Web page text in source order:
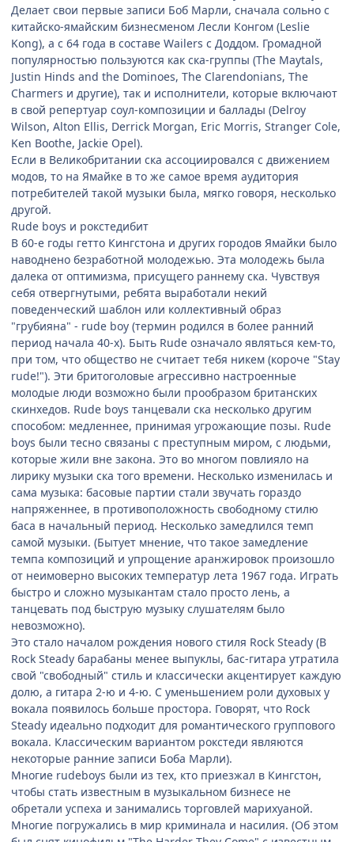
Делает свои первые записи Боб Марли, сначала сольно с
китайско-ямайским бизнесменом Лесли Конгом (Leslie
Kong), а с 64 года в составе Wailers с Доддом. Громадной
популярностью пользуются как ска-группы (The Maytals,
Justin Hinds and the Dominoes, The Clarendonians, The
Charmers и другие), так и исполнители, которые включают
в свой репертуар соул-композиции и баллады (Delroy
Wilson, Alton Ellis, Derrick Morgan, Eric Morris, Stranger Cole,
Ken Boothe, Jackie Opel).
Если в Великобритании ска ассоциировался с движением
модов, то на Ямайке в то же самое время аудитория
потребителей такой музыки была, мягко говоря, несколько
другой.
Rude boys и рокстедибит
В 60-е годы гетто Кингстона и других городов Ямайки было
наводнено безработной молодежью. Эта молодежь была
далека от оптимизма, присущего раннему ска. Чувствуя
себя отвергнутыми, ребята выработали некий
поведенческий шаблон или коллективный образ
"грубияна" - rude boy (термин родился в более ранний
период начала 40-х). Быть Rude означало являться кем-то,
при том, что общество не считает тебя никем (короче "Stay
rude!"). Эти бритоголовые агрессивно настроенные
молодые люди возможно были прообразом британских
скинхедов. Rude boys танцевали ска несколько другим
способом: медленнее, принимая угрожающие позы. Rude
boys были тесно связаны с преступным миром, с людьми,
которые жили вне закона. Это во многом повлияло на
лирику музыки ска того времени. Несколько изменилась и
сама музыка: басовые партии стали звучать гораздо
напряженнее, в противоположность свободному стилю
баса в начальный период. Несколько замедлился темп
самой музыки. (Бытует мнение, что такое замедление
темпа композиций и упрощение аранжировок произошло
от неимоверно высоких температур лета 1967 года. Играть
быстро и сложно музыкантам стало просто лень, а
танцевать под быструю музыку слушателям было
невозможно).
Это стало началом рождения нового стиля Rock Steady (В
Rock Steady барабаны менее выпуклы, бас-гитара утратила
свой "свободный" стиль и классически акцентирует каждую
долю, а гитара 2-ю и 4-ю. С уменьшением роли духовых у
вокала появилось больше простора. Говорят, что Rock
Steady идеально подходит для романтического группового
вокала. Классическим вариантом рокстеди являются
некоторые ранние записи Боба Марли).
Многие rudeboys были из тех, кто приезжал в Кингстон,
чтобы стать известным в музыкальном бизнесе не
обретали успеха и занимались торговлей марихуаной.
Многие погружались в мир криминала и насилия. (Об этом